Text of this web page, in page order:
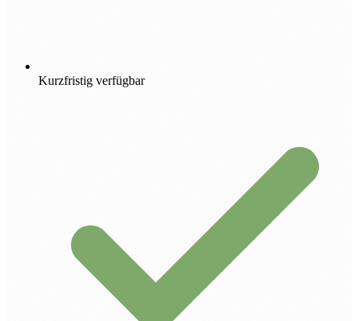
Kurzfristig verfügbar